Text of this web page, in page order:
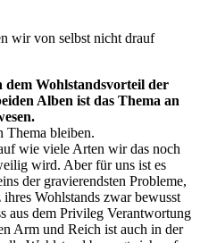
wir von selbst nicht drauf
Wohlstandsvorteil der
Alben ist das Thema an
Thema bleiben.
wie viele Arten wir das noch
wird. Aber für uns ist es
der gravierendsten Probleme,
Wohlstands zwar bewusst
aus dem Privileg Verantwortung
Arm und Reich ist auch in der